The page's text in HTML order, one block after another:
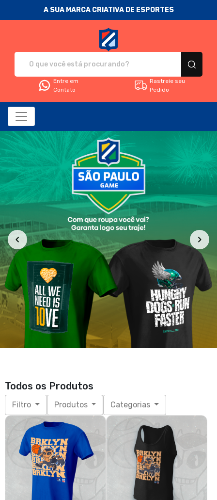
A SUA MARCA CRIATIVA DE ESPORTES
Fanática Sport Nation -
Entre em
Contato
Rastreie seu
Pedido
Todos os Produtos
Filtro Produtos Categorias
Brooklyn - Bro Knight
R$ 85,90
3x de R$ 28,63sem juros
Brooklyn - Bro Knight (regata)
R$ 72,90
3x de R$ 24,30sem juros
Brooklyn - Bro Knight (Plus
size)
R$ 95,90
3x de R$ 31,97 sem juros
Brooklyn - Bro Knight
(moletom)
R$ 160,90
3x de R$ 53,63 sem juros